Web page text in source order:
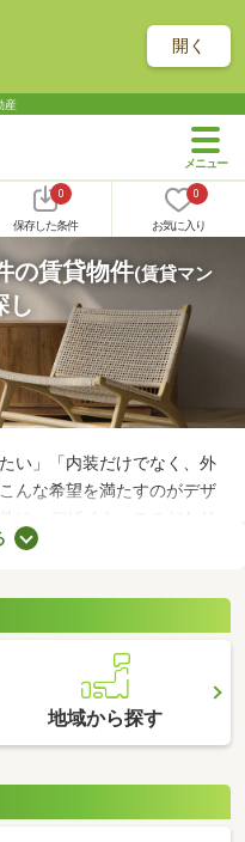
開く
産
0
保存した条件
0
お気に入り
の賃貸物件(賃貸マン
し
い」「内装だけでなく、外
んな希望を満たすのがデザ
は、デザイナーのこだわり
とがポイント。ここでデザ
地域から探す